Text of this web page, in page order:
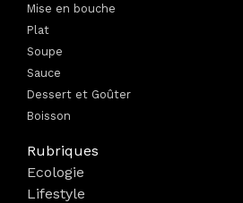
Mise en bouche
Plat
Soupe
Sauce
Dessert et Goûter
Boisson
Rubriques
Ecologie
Lifestyle